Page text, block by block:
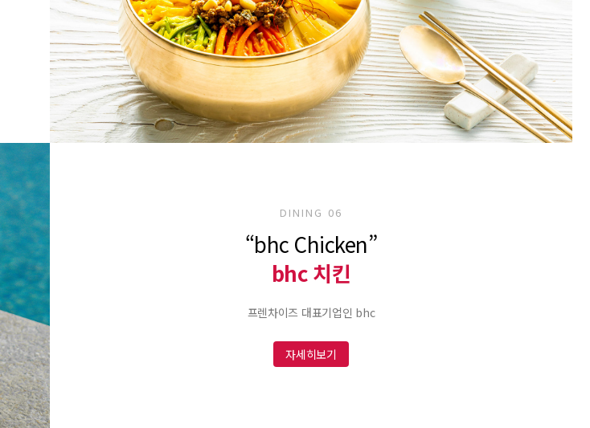
DINING 06
“bhc Chicken”
bhc 치킨
프렌차이즈 대표기업인 bhc
자세히보기